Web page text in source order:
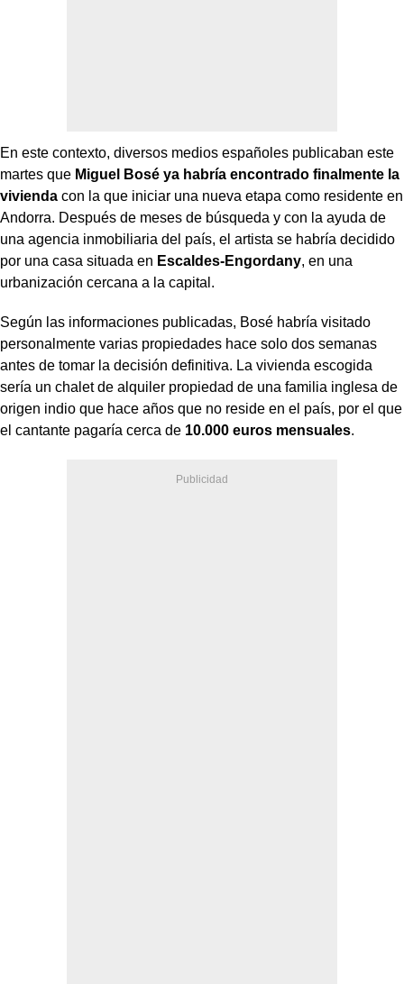
En este contexto, diversos medios españoles publicaban este
martes que Miguel Bosé ya habría encontrado finalmente la
vivienda con la que iniciar una nueva etapa como residente en
Andorra. Después de meses de búsqueda y con la ayuda de
una agencia inmobiliaria del país, el artista se habría decidido
por una casa situada en Escaldes-Engordany, en una
urbanización cercana a la capital.
Según las informaciones publicadas, Bosé habría visitado
personalmente varias propiedades hace solo dos semanas
antes de tomar la decisión definitiva. La vivienda escogida
sería un chalet de alquiler propiedad de una familia inglesa de
origen indio que hace años que no reside en el país, por el que
el cantante pagaría cerca de 10.000 euros mensuales.